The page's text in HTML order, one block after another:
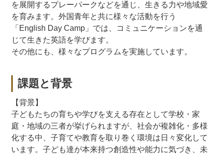
を展開するプレーパークなどを通じ、生きる力や地域愛
を育みます。外国青年と共に様々な活動を行う
「English Day Camp」では、コミュニケーションを通
じて生きた英語を学びます。
その他にも、様々なプログラムを実施しています。
課題と背景
【背景】
子どもたちの育ちや学びを支える存在として学校・家
庭・地域の三者が挙げられますが、社会が複雑化・多様
化する中、子育てや教育を取り巻く環境は日々変化して
います。子ども達が本来持つ創造性や能力に気づき、未